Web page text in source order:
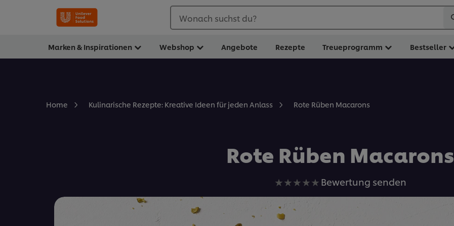
Wonach suchst du?
Marken & Inspirationen Webshop Angebote Rezepte Treueprogramm Bestseller
Home Kulinarische Rezepte: Kreative Ideen für jeden Anlass Rote Rüben Macarons
Rote Rüben Macarons
Keine
Bewertungen
Bewertung senden